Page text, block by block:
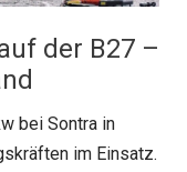
der B27 –
bei Sontra in
im Einsatz.